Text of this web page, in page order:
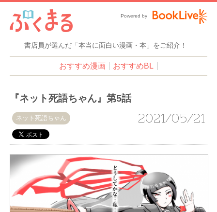
書店員が選んだ「本当に面白い漫画・本」をご紹介！
Powered by
おすすめ漫画 おすすめBL
『ネット死語ちゃん』第5話
ネット死語ちゃん 2021/05/21